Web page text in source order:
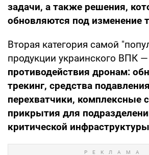
задачи, а также решения,
обновляются под изменение
Вторая категория самой
продукции украинского ВПК —
противодействия дронам:
трекинг, средства
перехватчики, комплексные
прикрытия для
критической